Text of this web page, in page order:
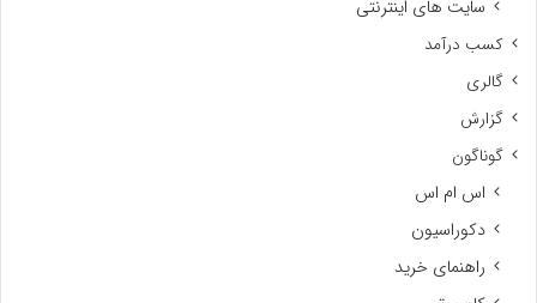
سایت های اینترنتی
کسب درآمد
گالری
گزارش
گوناگون
اس ام اس
دکوراسیون
راهنمای خرید